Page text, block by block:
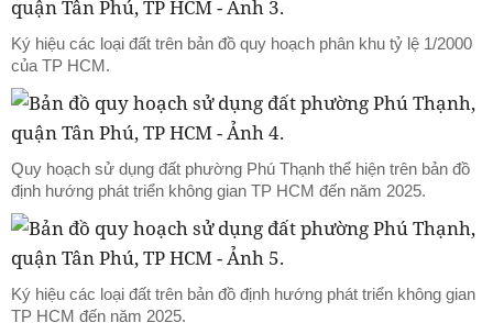
Ký hiệu các loại đất trên bản đồ quy hoạch phân khu tỷ lệ 1/2000
của TP HCM.
Quy hoạch sử dụng đất phường Phú Thạnh thể hiện trên bản đồ
định hướng phát triển không gian TP HCM đến năm 2025.
Ký hiệu các loại đất trên bản đồ định hướng phát triển không gian
TP HCM đến năm 2025.